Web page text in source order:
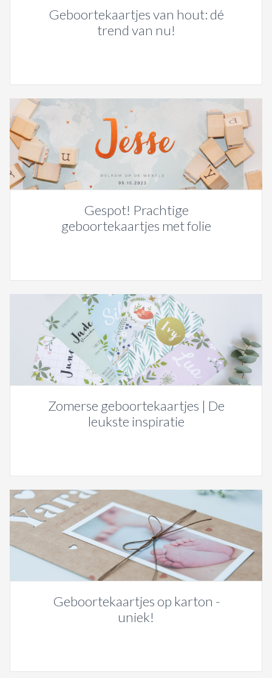
Geboortekaartjes van hout: dé
trend van nu!
Gespot! Prachtige
geboortekaartjes met folie
Zomerse geboortekaartjes | De
leukste inspiratie
Geboortekaartjes op karton -
uniek!